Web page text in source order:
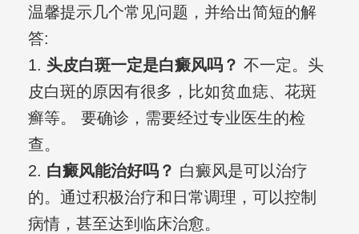
温馨提示几个常见问题，并给出简短的解
答:
1. 头皮白斑一定是白癜风吗？ 不一定。头
皮白斑的原因有很多，比如贫血痣、花斑
癣等。 要确诊，需要经过专业医生的检
查。
2. 白癜风能治好吗？ 白癜风是可以治疗
的。通过积极治疗和日常调理，可以控制
病情，甚至达到临床治愈。